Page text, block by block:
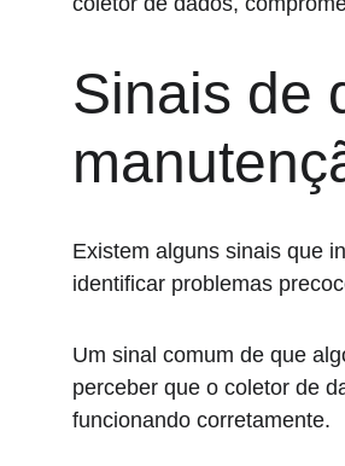
Sinais de
Existem alguns sinais que
identificar problemas
Um sinal comum de que
perceber que o coletor de
funcionando corretamente.